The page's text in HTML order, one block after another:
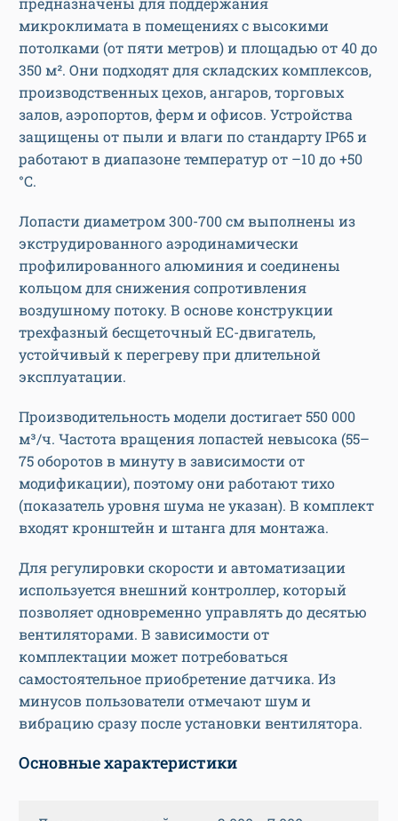
микроклимата в помещениях с высокими
потолками (от пяти метров) и площадью от 40 до
350 м². Они подходят для складских комплексов,
производственных цехов, ангаров, торговых
залов, аэропортов, ферм и офисов. Устройства
защищены от пыли и влаги по стандарту IP65 и
работают в диапазоне температур от –10 до +50
°C.
Лопасти диаметром 300-700 см выполнены из
экструдированного аэродинамически
профилированного алюминия и соединены
кольцом для снижения сопротивления
воздушному потоку. В основе конструкции
трехфазный бесщеточный EC-двигатель,
устойчивый к перегреву при длительной
эксплуатации.
Производительность модели достигает 550 000
м³/ч. Частота вращения лопастей невысока (55–
75 оборотов в минуту в зависимости от
модификации), поэтому они работают тихо
(показатель уровня шума не указан). В комплект
входят кронштейн и штанга для монтажа.
Для регулировки скорости и автоматизации
используется внешний контроллер, который
позволяет одновременно управлять до десятью
вентиляторами. В зависимости от
комплектации может потребоваться
самостоятельное приобретение датчика. Из
минусов пользователи отмечают шум и
вибрацию сразу после установки вентилятора.
Основные характеристики